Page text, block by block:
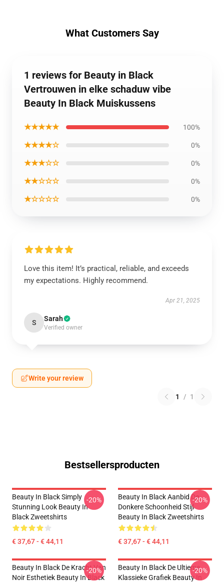
What Customers Say
1 reviews for Beauty in Black
Vertrouwen in elke schaduw vibe
Beauty In Black Muiskussens
★★★★★ 100%
★★★★☆ 0%
★★★☆☆ 0%
★★☆☆☆ 0%
★☆☆☆☆ 0%
Love this item! It’s practical, reliable, and exceeds
my expectations. Highly recommend.
Apr 21, 2025
S Sarah
Verified owner
Write your review
1 / 1
Bestsellersproducten
Beauty In Black Simply
Stunning Look Beauty In
Black Zweetshirts
€ 37,67 - € 44,11
-20%
Beauty In Black Aanbid De
Donkere Schoonheid Stijl
Beauty In Black Zweetshirts
€ 37,67 - € 44,11
-20%
Beauty In Black De Kracht Van
Noir Esthetiek Beauty In Black
-20%
Beauty In Black De Ultieme
Klassieke Grafiek Beauty In
-20%